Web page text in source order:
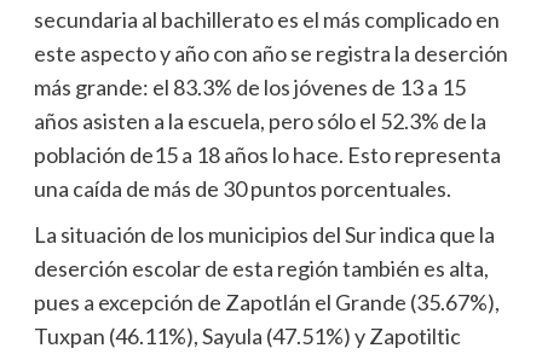
secundaria al bachillerato es el más complicado en
este aspecto y año con año se registra la deserción
más grande: el 83.3% de los jóvenes de 13 a 15
años asisten a la escuela, pero sólo el 52.3% de la
población de15 a 18 años lo hace. Esto representa
una caída de más de 30 puntos porcentuales.
La situación de los municipios del Sur indica que la
deserción escolar de esta región también es alta,
pues a excepción de Zapotlán el Grande (35.67%),
Tuxpan (46.11%), Sayula (47.51%) y Zapotiltic